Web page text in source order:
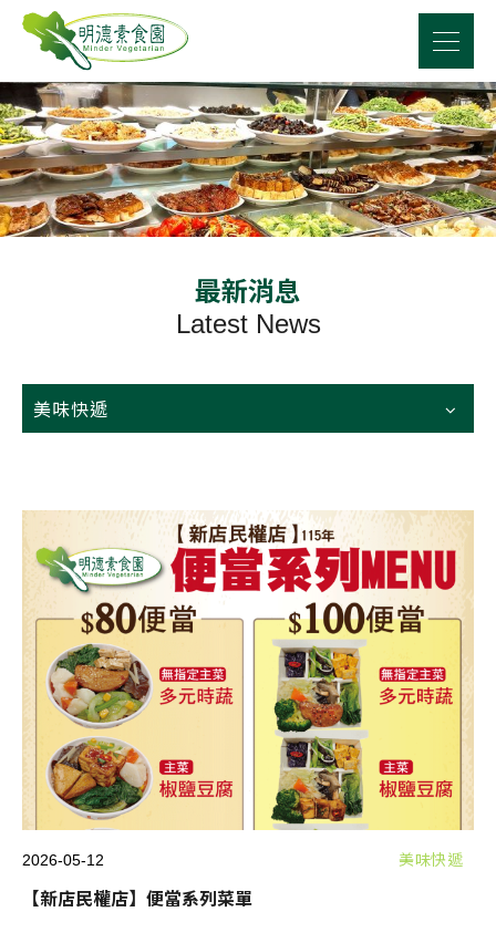
最新消息
Latest News
美味快遞
2026-05-12 美味快遞
【新店民權店】便當系列菜單